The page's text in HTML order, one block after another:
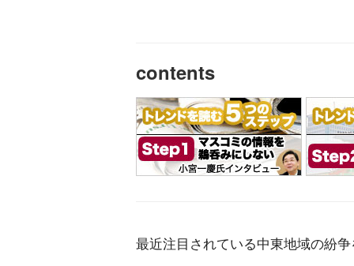
contents
最近注目されている中東地域の紛